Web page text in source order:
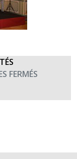
FERMÉS
DE